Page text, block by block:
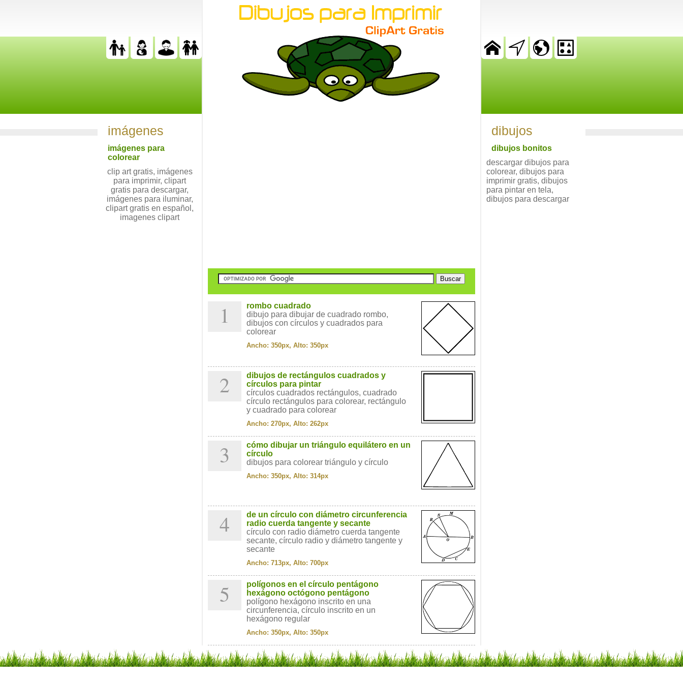
1
rombo cuadrado
dibujo para dibujar de cuadrado rombo,
dibujos con círculos y cuadrados para
colorear
Ancho: 350px, Alto: 350px
2
dibujos de rectángulos cuadrados y
círculos para pintar
círculos cuadrados rectángulos, cuadrado
círculo rectángulos para colorear, rectángulo
y cuadrado para colorear
Ancho: 270px, Alto: 262px
3
cómo dibujar un triángulo equilátero en un
círculo
dibujos para colorear triángulo y círculo
Ancho: 350px, Alto: 314px
4
de un círculo con diámetro circunferencia
radio cuerda tangente y secante
círculo con radio diámetro cuerda tangente
secante, círculo radio y diámetro tangente y
secante
Ancho: 713px, Alto: 700px
5
polígonos en el círculo pentágono
hexágono octógono pentágono
polígono hexágono inscrito en una
circunferencia, círculo inscrito en un
hexágono regular
Ancho: 350px, Alto: 350px
imágenes
imágenes para
colorear
clip art gratis, imágenes
para imprimir, clipart
gratis para descargar,
imágenes para iluminar,
clipart gratis en español,
imagenes clipart
dibujos
dibujos bonitos
descargar dibujos para
colorear, dibujos para
imprimir gratis, dibujos
para pintar en tela,
dibujos para descargar